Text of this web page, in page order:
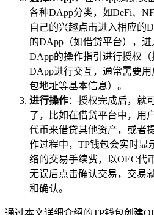
各种DApp分类，如DeFi、
自己的兴趣点击进入相应的
的DApp（如借贷平台），
DApp的操作指引进行授权
DApp进行交互，通常需要
包地址等基本信息）。
进行操作：授权完成后，就
了，比如在借贷平台中，用
代币来借贷其他资产，或者
作过程中，TP钱包会实时显
络的交易手续费，以OEC代
无误后点击确认交易，交易
和确认。
通过本文详细介绍的TP钱包创建